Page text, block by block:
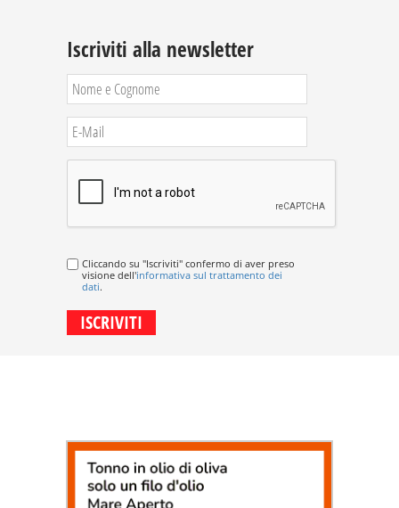
Iscriviti alla newsletter
Cliccando su "Iscriviti" confermo di aver preso
visione dell'informativa sul trattamento dei
dati.